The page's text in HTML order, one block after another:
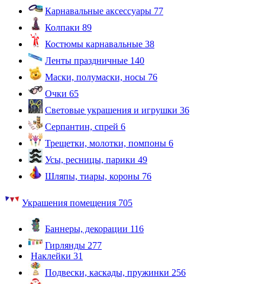
Карнавальные аксессуары 77
Колпаки 89
Костюмы карнавальные 38
Ленты праздничные 140
Маски, полумаски, носы 76
Очки 65
Световые украшения и игрушки 36
Серпантин, спрей 6
Трещетки, молотки, помпоны 6
Усы, ресницы, парики 49
Шляпы, тиары, короны 76
Украшения помещения 705
Баннеры, декорации 116
Гирлянды 277
Наклейки 31
Подвески, каскады, пружинки 256